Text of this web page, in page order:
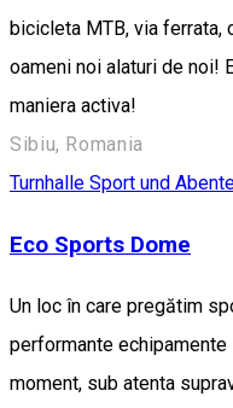
bicicleta MTB, via ferrata,
oameni noi alaturi de noi!
maniera activa!
Sibiu, Romania
Turnhalle Sport und
Eco Sports Dome
Un loc în care pregătim
performante
moment, sub atenta